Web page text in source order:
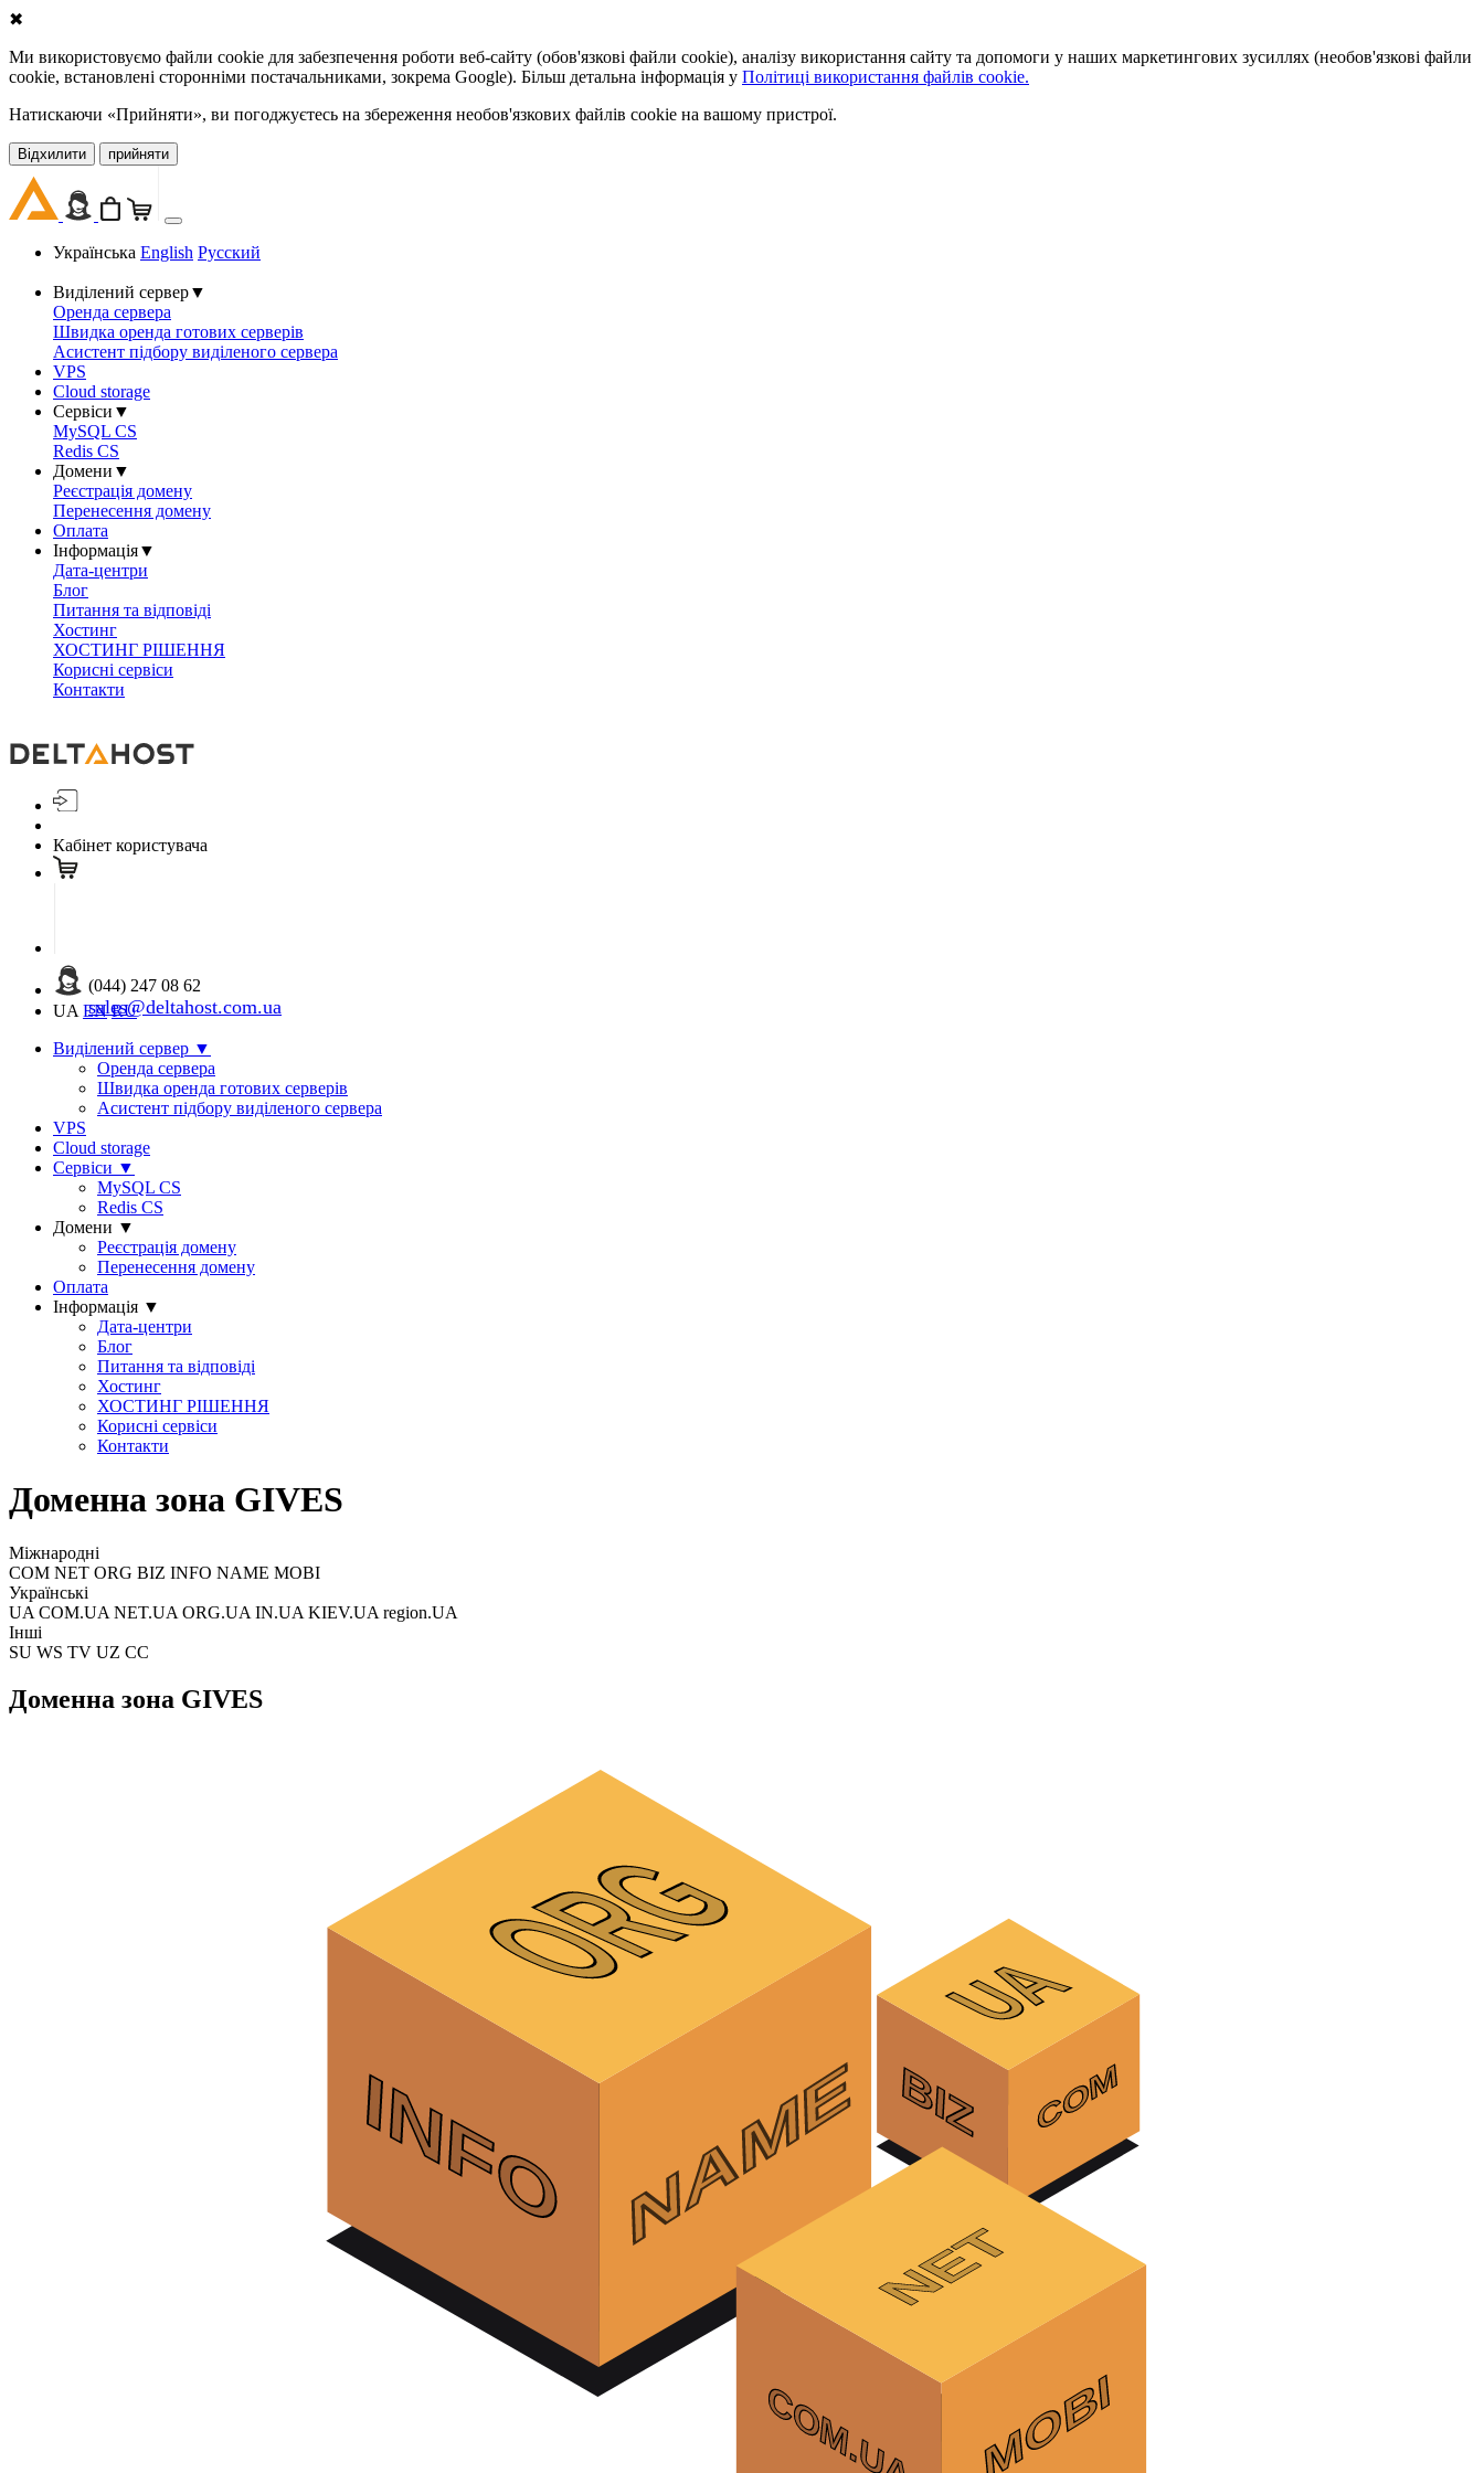
✖
Ми використовуємо файли cookie для забезпечення роботи веб-сайту (обов'язкові файли cookie), аналізу використання сайту та допомоги у наших маркетингових зусиллях (необов'язкові файли
cookie, встановлені сторонніми постачальниками, зокрема Google). Більш детальна інформація у Політиці використання файлів cookie.
Натискаючи «Прийняти», ви погоджуєтесь на збереження необов'язкових файлів cookie на вашому пристрої.
Відхилити прийняти
Українська English Русский
Виділений сервер▼
Оренда сервера
Швидка оренда готових серверів
Асистент підбору виділеного сервера
VPS
Cloud storage
Сервіси ▼
MySQL CS
Redis CS
Домени ▼
Реєстрація домену
Перенесення домену
Оплата
Інформація▼
Дата-центри
Блог
Питання та відповіді
Хостинг
ХОСТИНГ РІШЕННЯ
Корисні сервіси
Контакти
Кабінет користувача
(044) 247 08 62
sales@deltahost.com.ua
UA EN RU
Виділений сервер ▼
Оренда сервера
Швидка оренда готових серверів
Асистент підбору виділеного сервера
VPS
Cloud storage
Сервіси ▼
MySQL CS
Redis CS
Домени ▼
Реєстрація домену
Перенесення домену
Оплата
Інформація ▼
Дата-центри
Блог
Питання та відповіді
Хостинг
ХОСТИНГ РІШЕННЯ
Корисні сервіси
Контакти
Доменна зона GIVES
Міжнародні
COM NET ORG BIZ INFO NAME MOBI
Українські
UA COM.UA NET.UA ORG.UA IN.UA KIEV.UA region.UA
Інші
SU WS TV UZ CC
Доменна зона GIVES